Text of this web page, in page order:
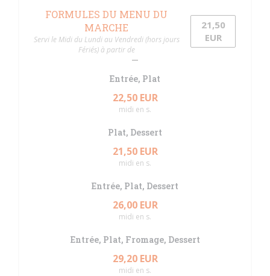
FORMULES DU MENU DU
MARCHE
Servi le Midi du Lundi au Vendredi (hors jours
Fériés) à partir de
21,50
EUR
Entrée, Plat
22,50 EUR
midi en s.
Plat, Dessert
21,50 EUR
midi en s.
Entrée, Plat, Dessert
26,00 EUR
midi en s.
Entrée, Plat, Fromage, Dessert
29,20 EUR
midi en s.